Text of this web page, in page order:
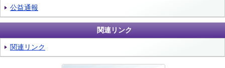
公益通報
関連リンク
関連リンク